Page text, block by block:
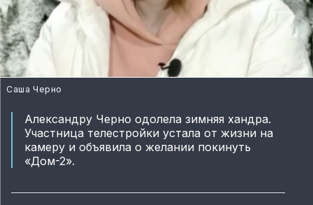
Саша Черно
Александру Черно одолела зимняя хандра.
Участница телестройки устала от жизни на
камеру и объявила о желании покинуть
«Дом-2».